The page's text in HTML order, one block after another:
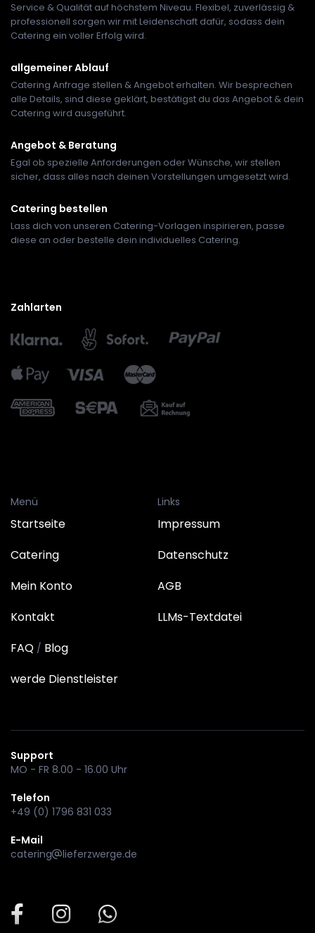
Service & Qualität auf höchstem Niveau. Flexibel, zuverlässig &
professionell sorgen wir mit Leidenschaft dafür, sodass dein
Catering ein voller Erfolg wird.
allgemeiner Ablauf
Catering Anfrage stellen & Angebot erhalten. Wir besprechen
alle Details, sind diese geklärt, bestätigst du das Angebot & dein
Catering wird ausgeführt.
Angebot & Beratung
Egal ob spezielle Anforderungen oder Wünsche, wir stellen
sicher, dass alles nach deinen Vorstellungen umgesetzt wird.
Catering bestellen
Lass dich von unseren Catering-Vorlagen inspirieren, passe
diese an oder bestelle dein individuelles Catering.
Zahlarten
Menü
Startseite
Catering
Mein Konto
Kontakt
FAQ / Blog
werde Dienstleister
Links
Impressum
Datenschutz
AGB
LLMs-Textdatei
Support
MO - FR 8.00 - 16.00 Uhr
Telefon
+49 (0) 1796 831 033
E-Mail
catering
lieferzwerge.de